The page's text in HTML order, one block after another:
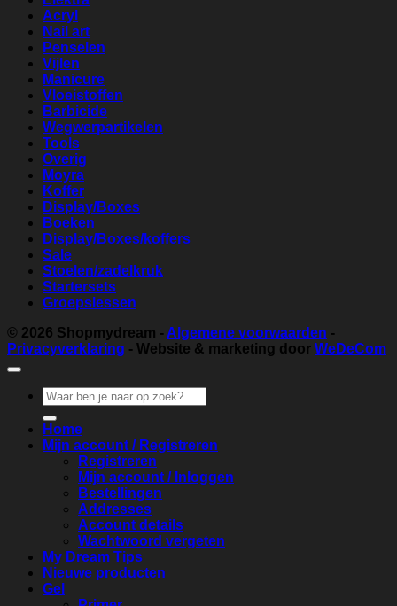
Acryl
Nail art
Penselen
Vijlen
Manicure
Vloeistoffen
Barbicide
Wegwerpartikelen
Tools
Overig
Moyra
Koffer
Display/Boxes
Boeken
Display/Boxes/koffers
Sale
Stoelen/zadelkruk
Startersets
Groepslessen
© 2026 Shopmydream - Algemene voorwaarden -
Privacyverklaring - Website & marketing door WeDeCom
Zoeken
naar:
Home
Mijn account / Registreren
Registreren
Mijn account / Inloggen
Bestellingen
Addresses
Account details
Wachtwoord vergeten
My Dream Tips
Nieuwe producten
Gel